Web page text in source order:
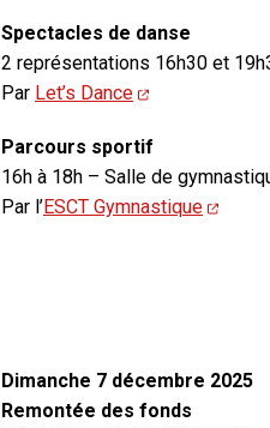
Spectacles de danse
2 représentations 16h30 et
Par Let’s Dance
Parcours sportif
16h à 18h – Salle de
Par l’ESCT Gymnastique
Dimanche 7 décembre 2025
Remontée des fonds